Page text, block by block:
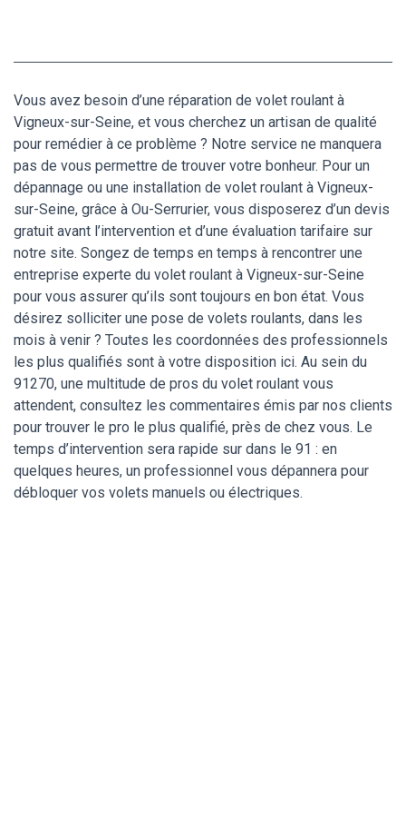
Vous avez besoin d’une réparation de volet roulant à
Vigneux-sur-Seine, et vous cherchez un artisan de qualité
pour remédier à ce problème ? Notre service ne manquera
pas de vous permettre de trouver votre bonheur. Pour un
dépannage ou une installation de volet roulant à Vigneux-
sur-Seine, grâce à Ou-Serrurier, vous disposerez d’un devis
gratuit avant l’intervention et d’une évaluation tarifaire sur
notre site. Songez de temps en temps à rencontrer une
entreprise experte du volet roulant à Vigneux-sur-Seine
pour vous assurer qu’ils sont toujours en bon état. Vous
désirez solliciter une pose de volets roulants, dans les
mois à venir ? Toutes les coordonnées des professionnels
les plus qualifiés sont à votre disposition ici. Au sein du
91270, une multitude de pros du volet roulant vous
attendent, consultez les commentaires émis par nos clients
pour trouver le pro le plus qualifié, près de chez vous. Le
temps d’intervention sera rapide sur dans le 91 : en
quelques heures, un professionnel vous dépannera pour
débloquer vos volets manuels ou électriques.